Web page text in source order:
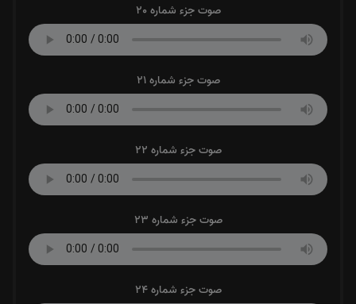
صوت جزء شماره 20
صوت جزء شماره 21
صوت جزء شماره 22
صوت جزء شماره 23
صوت جزء شماره 24